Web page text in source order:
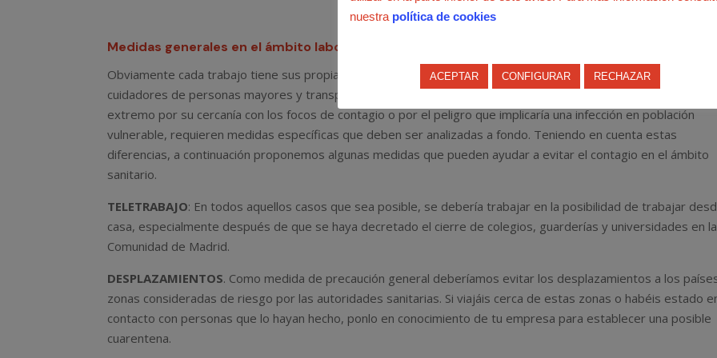
Medidas generales en el ámbito laboral
Obviamente cada trabajo tiene sus propias características y los trabajos vinculados al ámbito sanitario,
cuidadores de personas mayores y transporte de personas enfermas, considerados ahora mismo de riesgo
extremo por su cercanía con los focos de contagio o por el peligro que implicaría una infección en población
vulnerable, requieren medidas específicas que deben ser analizadas a fondo. Teniendo en cuenta estas
diferencias, a continuación proponemos algunas medidas que pueden ayudar a evitar el contagio en el ámbito
sanitario.
TELETRABAJO: En todos aquellos casos que sea posible, se debería trabajar en la posibilidad de trabajar
casa, especialmente después de que se haya decretado el cierre de colegios, guarderías y universidades en la
Comunidad de Madrid.
DESPLAZAMIENTOS. Como medida de precaución general deberíamos evitar los desplazamientos a los
zonas consideradas de riesgo por las autoridades sanitarias. Si viajáis cerca de estas zonas o habéis estado
contacto con personas que lo hayan hecho, ponlo en conocimiento de tu empresa para establecer una posible
cuarentena.
nuestra política de cookies
ACEPTAR CONFIGURAR RECHAZAR